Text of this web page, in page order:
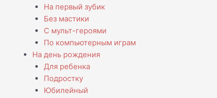
На первый зубик
Без мастики
С мульт-героями
По компьютерным играм
На день рождения
Для ребенка
Подростку
Юбилейный